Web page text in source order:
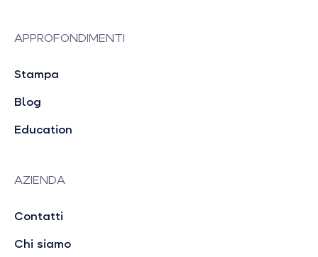
APPROFONDIMENTI
Stampa
Blog
Education
AZIENDA
Contatti
Chi siamo